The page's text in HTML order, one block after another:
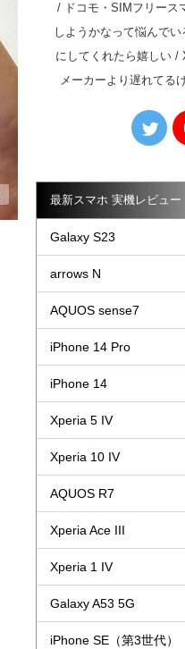
/ ドコモ・SIMフリース
しようかなって悩んで
にしてくれたら嬉しい /
メーカーより遅れてる
最新スマホ 実機レビュー
Galaxy S23
arrows N
AQUOS sense7
iPhone 14 Pro
iPhone 14
Xperia 5 IV
Xperia 10 IV
AQUOS R7
Xperia Ace III
Xperia 1 IV
Galaxy A53 5G
iPhone SE（第3世代）